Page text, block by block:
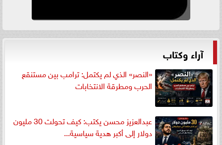
آراء وكتاب
«النصر» الذي لم يكتمل: ترامب بين مستنقع
الحرب ومطرقة الانتخابات
عبدالعزيز محسن يكتب: كيف تحولت 30 مليون
دولار إلى أكبر هدية سياسية...